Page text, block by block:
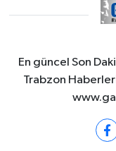
En güncel Son
Trabzon